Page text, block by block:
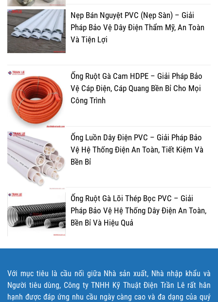
Nẹp Bán Nguyệt PVC (Nẹp Sàn) – Giải
Pháp Bảo Vệ Dây Điện Thẩm Mỹ, An Toàn
Và Tiện Lợi
Ống Ruột Gà Cam HDPE – Giải Pháp Bảo
Vệ Cáp Điện, Cáp Quang Bền Bỉ Cho Mọi
Công Trình
Ống Luồn Dây Điện PVC – Giải Pháp Bảo
Vệ Hệ Thống Điện An Toàn, Tiết Kiệm Và
Bền Bỉ
Ống Ruột Gà Lõi Thép Bọc PVC – Giải
Pháp Bảo Vệ Hệ Thống Dây Điện An Toàn,
Bền Bỉ Và Hiệu Quả
Với mục tiêu là cầu nối giữa Nhà sản xuất, Nhà nhập khẩu và
Người tiêu dùng, Công ty TNHH Kỹ Thuật Điện Trần Lê rất hân
hạnh được đáp ứng nhu cầu ngày càng cao và đa dạng của quý